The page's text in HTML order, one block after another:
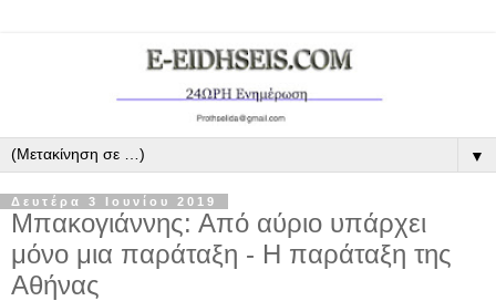
▼
Δευτέρα 3 Ιουνίου 2019
Μπακογιάννης: Από αύριο υπάρχει
μόνο μια παράταξη - Η παράταξη της
Αθήνας